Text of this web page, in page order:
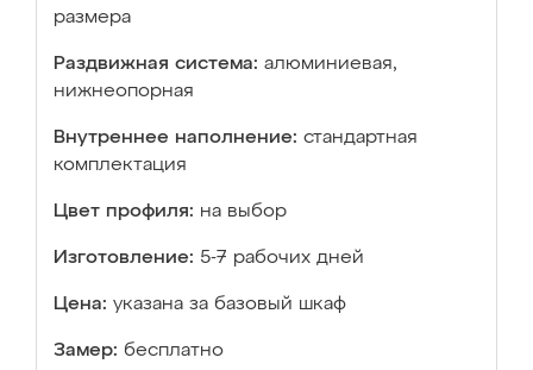
размера
Раздвижная система: алюминиевая,
нижнеопорная
Внутреннее наполнение: стандартная
комплектация
Цвет профиля: на выбор
Изготовление: 5-7 рабочих дней
Цена: указана за базовый шкаф
Замер: бесплатно